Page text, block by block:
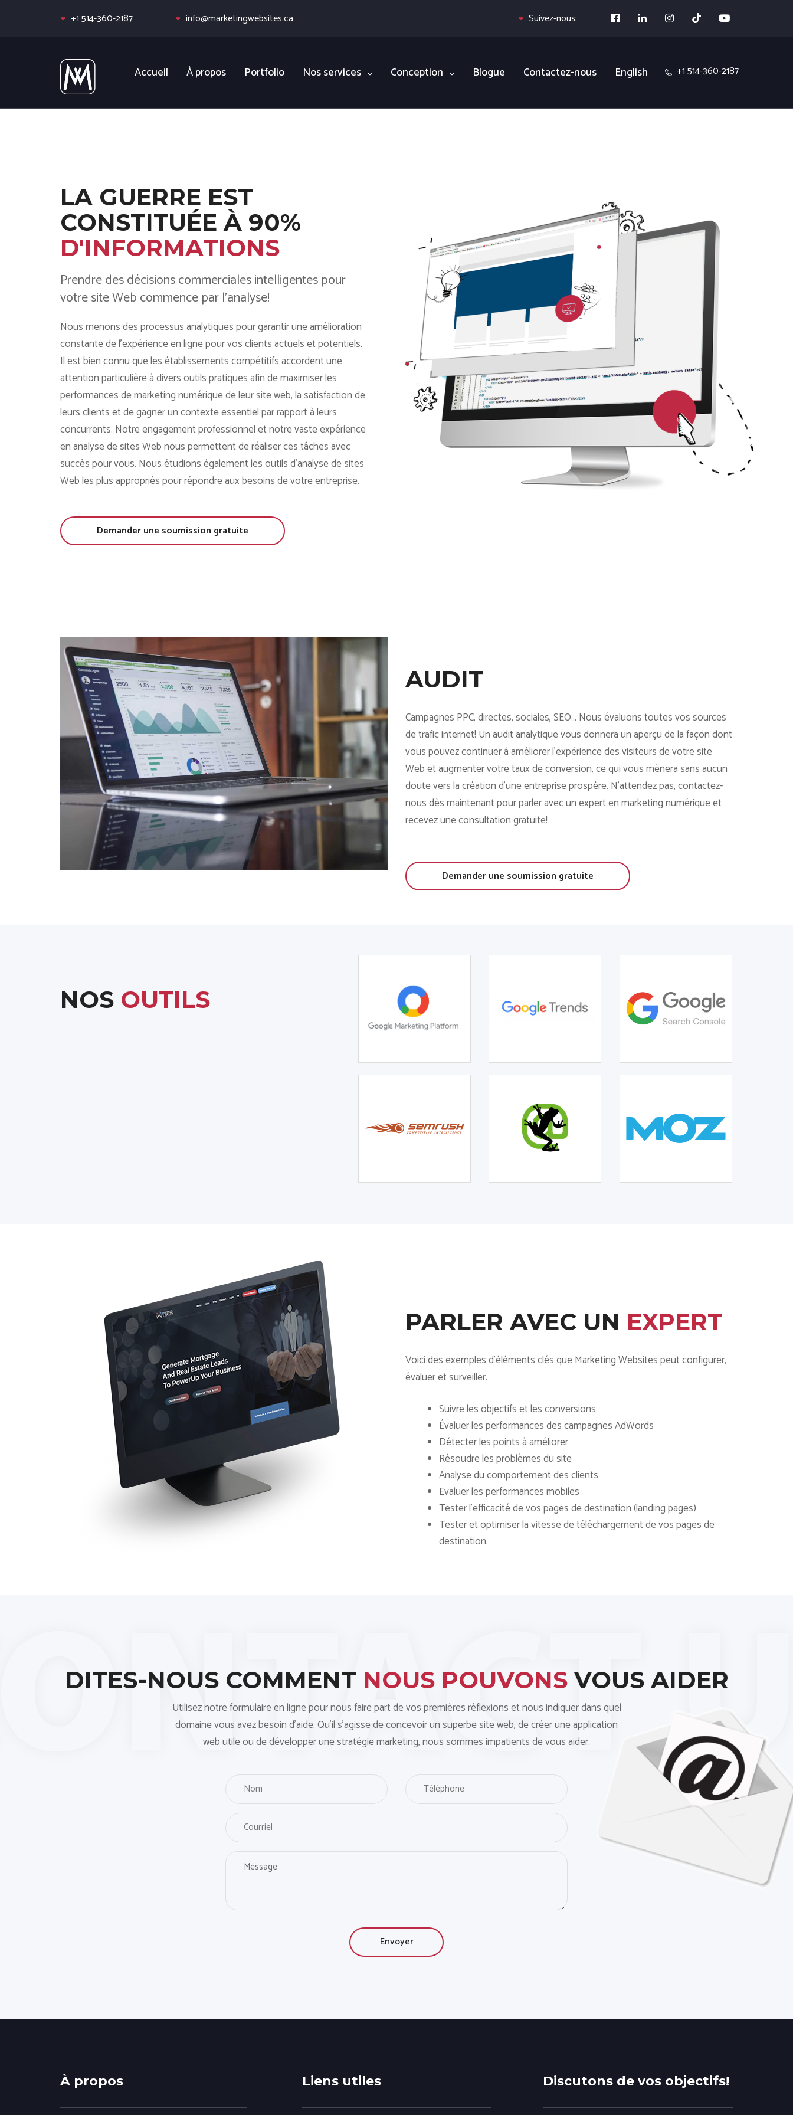
+1 514-360-2187 info@marketingwebsites.ca Suivez-nous:
Accueil À propos Portfolio Nos services Conception Blogue Contactez-nous English +1 514-360-2187
LA GUERRE EST
CONSTITUÉE À 90%
D'INFORMATIONS
Prendre des décisions commerciales intelligentes pour
votre site Web commence par l'analyse!
Nous menons des processus analytiques pour garantir une amélioration
constante de l’expérience en ligne pour vos clients actuels et potentiels.
Il est bien connu que les établissements compétitifs accordent une
attention particulière à divers outils pratiques afin de maximiser les
performances de marketing numérique de leur site web, la satisfaction de
leurs clients et de gagner un contexte essentiel par rapport à leurs
concurrents. Notre engagement professionnel et notre vaste expérience
en analyse de sites Web nous permettent de réaliser ces tâches avec
succès pour vous. Nous étudions également les outils d’analyse de sites
Web les plus appropriés pour répondre aux besoins de votre entreprise.
Demander une soumission gratuite
AUDIT
Campagnes PPC, directes, sociales, SEO... Nous évaluons toutes vos sources
de trafic internet! Un audit analytique vous donnera un aperçu de la façon dont
vous pouvez continuer à améliorer l'expérience des visiteurs de votre site
Web et augmenter votre taux de conversion, ce qui vous mènera sans aucun
doute vers la création d'une entreprise prospère. N'attendez pas, contactez-
nous dès maintenant pour parler avec un expert en marketing numérique et
recevez une consultation gratuite!
Demander une soumission gratuite
NOS OUTILS
PARLER AVEC UN EXPERT
Voici des exemples d’éléments clés que Marketing Websites peut configurer,
évaluer et surveiller.
Suivre les objectifs et les conversions
Évaluer les performances des campagnes AdWords
Détecter les points à améliorer
Résoudre les problèmes du site
Analyse du comportement des clients
Evaluer les performances mobiles
Tester l'efficacité de vos pages de destination (landing pages)
Tester et optimiser la vitesse de téléchargement de vos pages de
destination.
DITES-NOUS COMMENT NOUS POUVONSVOUS AIDER
Utilisez notre formulaire en ligne pour nous faire part de vos premières réflexions et nous indiquer dans quel
domaine vous avez besoin d'aide. Qu'il s'agisse de concevoir un superbe site web, de créer une application
web utile ou de développer une stratégie marketing, nous sommes impatients de vous aider.
À propos Liens utiles Discutons de vos objectifs!